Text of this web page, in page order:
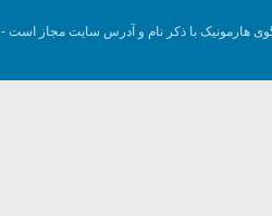
هارمونیک با ذکر نام و آدرس سایت مجاز است -